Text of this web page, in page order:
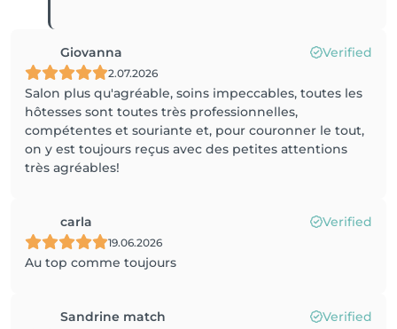
Giovanna Verified
2.07.2026
Salon plus qu'agréable, soins impeccables, toutes les
hôtesses sont toutes très professionnelles,
compétentes et souriante et, pour couronner le tout,
on y est toujours reçus avec des petites attentions
très agréables!
carla Verified
19.06.2026
Au top comme toujours
Sandrine match Verified